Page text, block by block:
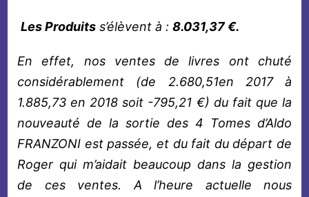
Les Produits s’élèvent à : 8.031,37 €.
En effet, nos ventes de livres ont chuté
considérablement (de 2.680,51en 2017à
1.885,73 en 2018 soit -795,21 €) du fait que la
nouveauté de la sortie des 4 Tomes d’Aldo
FRANZONI est passée, et du fait du départ de
Roger qui m’aidait beaucoup dans la gestion
de ces ventes. A l’heure actuelle nous